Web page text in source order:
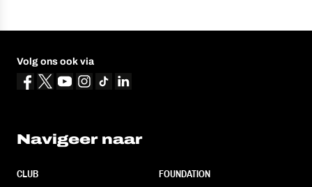
Volg ons ook via
Navigeer naar
CLUB
FOUNDATION